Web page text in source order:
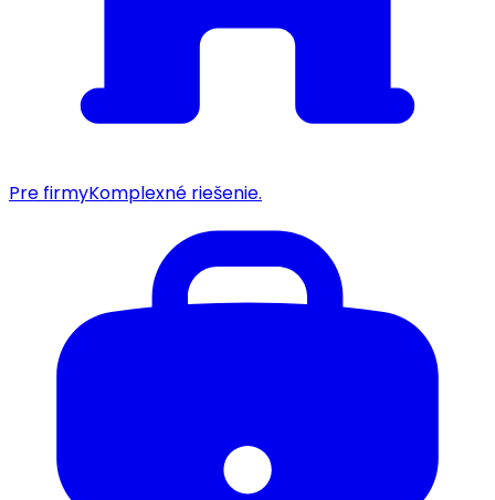
Pre firmyKomplexné riešenie.